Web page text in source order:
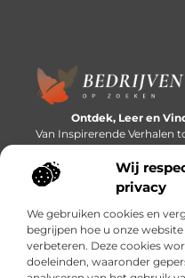
Wij
privacy
We gebruiken cookies en
begrijpen hoe u onze
verbeteren. Deze cookies
doeleinden, waaronder
Ontdek, Leer en
Van Inspirerende Verhalen
Binnen
Bericht categorie
Onze informatie